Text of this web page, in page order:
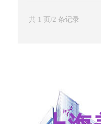
共 1 页/2 条记录